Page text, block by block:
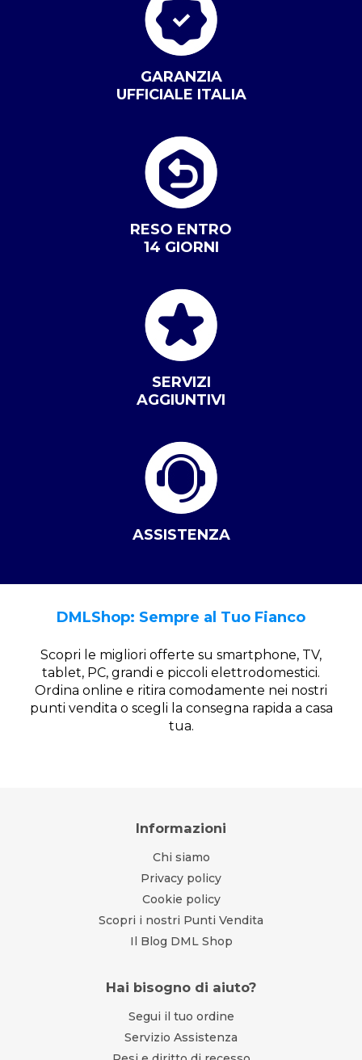
GARANZIA
UFFICIALE ITALIA
RESO ENTRO
14 GIORNI
SERVIZI
AGGIUNTIVI
ASSISTENZA
DMLShop: Sempre al Tuo Fianco
Scopri le migliori offerte su smartphone, TV,
tablet, PC, grandi e piccoli elettrodomestici.
Ordina online e ritira comodamente nei nostri
punti vendita o scegli la consegna rapida a casa
tua.
Informazioni
Chi siamo
Privacy policy
Cookie policy
Scopri i nostri Punti Vendita
Il Blog DML Shop
Hai bisogno di aiuto?
Segui il tuo ordine
Servizio Assistenza